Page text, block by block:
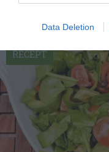
Data Deletion
RECEPT